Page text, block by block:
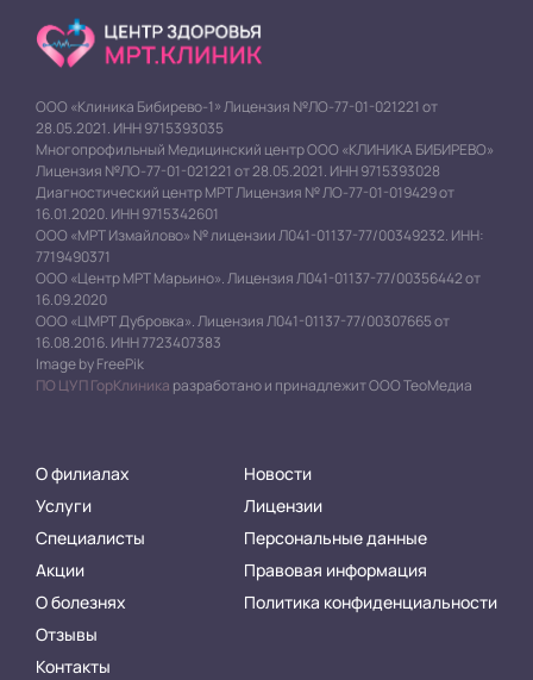
ООО «Клиника Бибирево-1» Лицензия №ЛО-77-01-021221 от
28.05.2021. ИНН 9715393035
Многопрофильный Медицинский центр ООО «КЛИНИКА БИБИРЕВО»
Лицензия №ЛО-77-01-021221 от 28.05.2021. ИНН 9715393028
Диагностический центр МРТ Лицензия № ЛО-77-01-019429 от
16.01.2020. ИНН 9715342601
ООО «МРТ Измайлово» № лицензии Л041-01137-77/00349232. ИНН:
7719490371
ООО «Центр МРТ Марьино». Лицензия Л041-01137-77/00356442 от
16.09.2020
ООО «ЦМРТ Дубровка». Лицензия Л041-01137-77/00307665 от
16.08.2016. ИНН 7723407383
Image by FreePik
ПО ЦУП ГорКлиника разработано и принадлежит ООО ТеоМедиа
О филиалах
Услуги
Специалисты
Акции
О болезнях
Отзывы
Контакты
Новости
Лицензии
Персональные данные
Правовая информация
Политика конфиденциальности